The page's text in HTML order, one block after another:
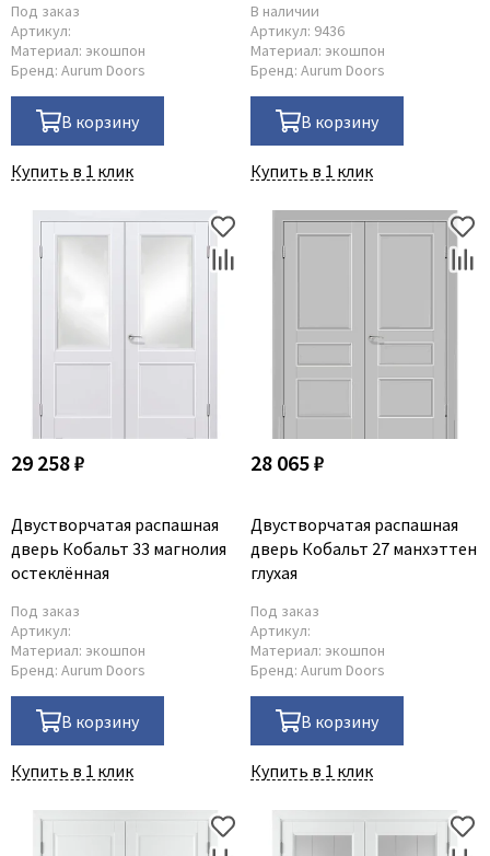
Под заказ
Артикул:
Материал: экошпон
Бренд: Aurum Doors
В корзину
Купить в 1 клик
В наличии
Артикул: 9436
Материал: экошпон
Бренд: Aurum Doors
В корзину
Купить в 1 клик
29 258 ₽
Двустворчатая распашная
дверь Кобальт 33 магнолия
остеклённая
Под заказ
Артикул:
Материал: экошпон
Бренд: Aurum Doors
В корзину
Купить в 1 клик
28 065 ₽
Двустворчатая распашная
дверь Кобальт 27 манхэттен
глухая
Под заказ
Артикул:
Материал: экошпон
Бренд: Aurum Doors
В корзину
Купить в 1 клик